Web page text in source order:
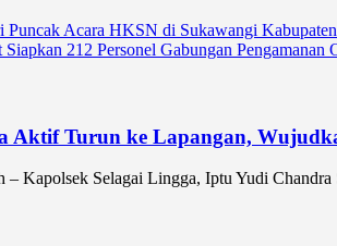
Puncak Acara HKSN di Sukawangi
Siapkan 212 Personel Gabungan
Aktif Turun ke Lapangan,
Kapolsek Selagai Lingga, Iptu Yudi